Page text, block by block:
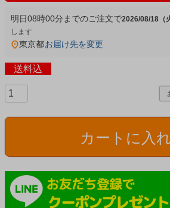
明日08時00分 までのご注文で2026/08/18（
東京都お届け先を変更
送料込
カートに入